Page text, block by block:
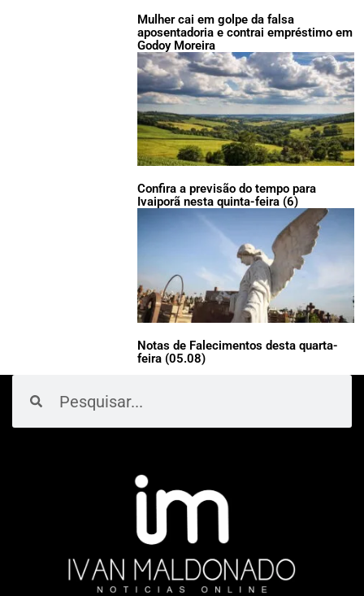
Mulher cai em golpe da falsa
aposentadoria e contrai empréstimo em
Godoy Moreira
Confira a previsão do tempo para
Ivaiporã nesta quinta-feira (6)
Notas de Falecimentos desta quarta-
feira (05.08)